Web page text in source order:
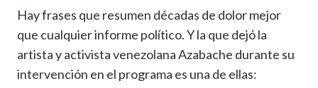
at
s
A
e
gr
a
e
b
o
ke
dI
n
se
n
g
ai
l
p
y
Li
m
p
Hay frases que resumen décadas de dolor mejor
que cualquier informe político. Y la que dejó la
artista y activista venezolana Azabache durante su
intervención en el programa es una de ellas: